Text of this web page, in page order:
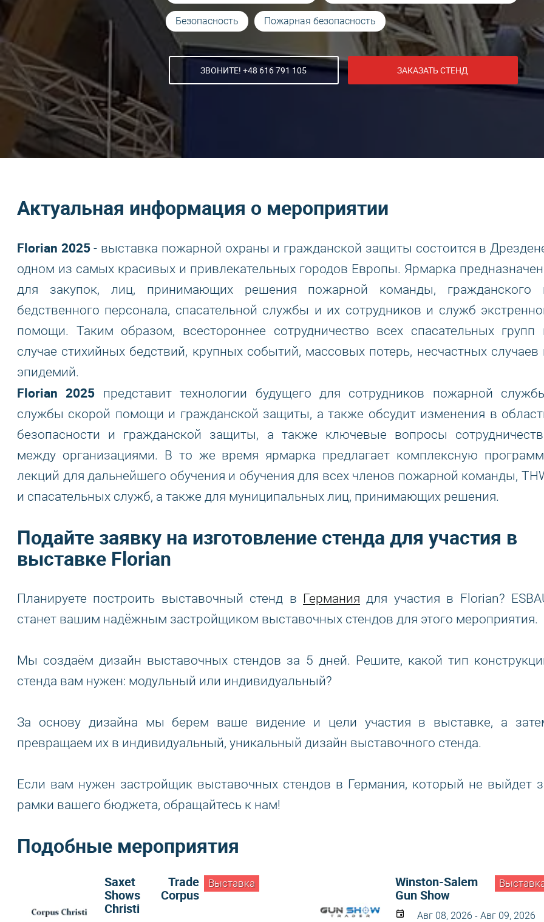
Безопасность Пожарная безопасность
ЗВОНИТЕ! +48 616 791 105 ЗАКАЗАТЬ СТЕНД
Актуальная информация о мероприятии
Florian 2025 - выставка пожарной охраны и гражданской защиты состоится в
одном из самых красивых и привлекательных городов Европы. Ярмарка
для закупок, лиц, принимающих решения пожарной команды, гражданского
бедственного персонала, спасательной службы и их сотрудников и служб
помощи. Таким образом, всестороннее сотрудничество всех спасательных групп
случае стихийных бедствий, крупных событий, массовых потерь, несчастных случаев
эпидемий.
Florian 2025 представит технологии будущего для сотрудников пожарной
службы скорой помощи и гражданской защиты, а также обсудит изменения в
безопасности и гражданской защиты, а также ключевые вопросы
между организациями. В то же время ярмарка предлагает комплексную
лекций для дальнейшего обучения и обучения для всех членов пожарной команды,
и спасательных служб, а также для муниципальных лиц, принимающих решения.
Подайте заявку на изготовление стенда для участия в
выставке Florian
Планируете построить выставочный стенд в Германия для участия в Florian?
станет вашим надёжным застройщиком выставочных стендов для этого мероприятия.
Мы создаём дизайн выставочных стендов за 5 дней. Решите, какой тип
стенда вам нужен: модульный или индивидуальный?
За основу дизайна мы берем ваше видение и цели участия в выставке, а
превращаем их в индивидуальный, уникальный дизайн выставочного стенда.
Если вам нужен застройщик выставочных стендов в Германия, который не выйдет
рамки вашего бюджета, обращайтесь к нам!
Подобные мероприятия
Выставка
Saxet Trade
Shows Corpus
Christi
Winston-Salem
Gun Show
Авг 08, 2026 - Авг 09, 2026